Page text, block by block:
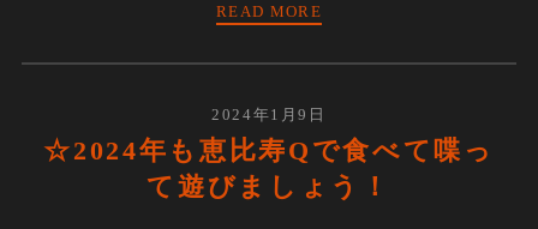
READ MORE
2024年1月9日
☆2024年も恵比寿Qで食べて喋っ
て遊びましょう！